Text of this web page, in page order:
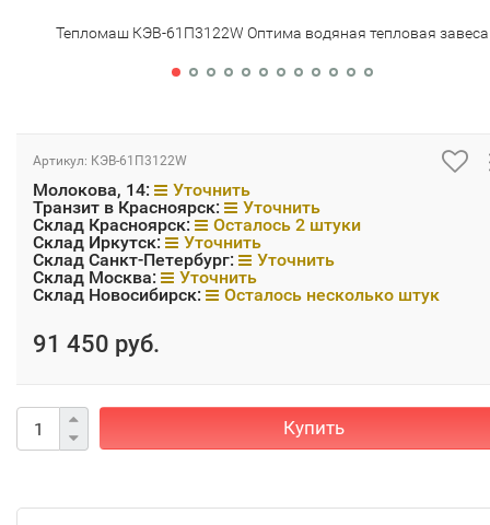
Тепломаш КЭВ-61П3122W Оптима водяная тепловая завеса
Артикул: КЭВ-61П3122W
Молокова, 14:
Уточнить
Транзит в Красноярск:
Уточнить
Склад Красноярск:
Осталось 2 штуки
Склад Иркутск:
Уточнить
Склад Санкт-Петербург:
Уточнить
Склад Москва:
Уточнить
Склад Новосибирск:
Осталось несколько штук
91 450 руб.
Купить